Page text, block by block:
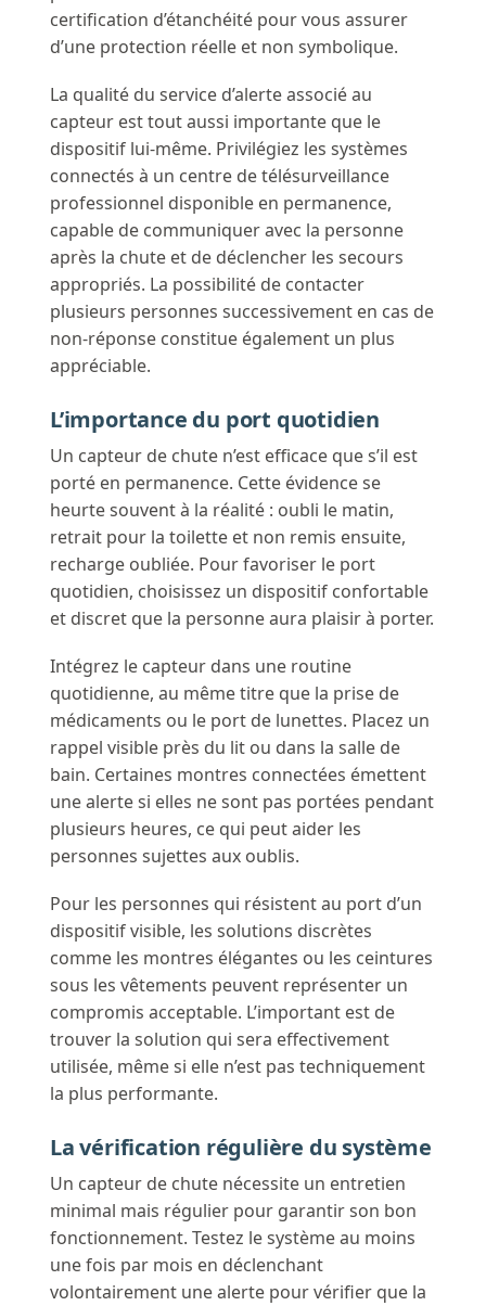
certification d’étanchéité pour vous assurer
d’une protection réelle et non symbolique.
La qualité du service d’alerte associé au
capteur est tout aussi importante que le
dispositif lui-même. Privilégiez les systèmes
connectés à un centre de télésurveillance
professionnel disponible en permanence,
capable de communiquer avec la personne
après la chute et de déclencher les secours
appropriés. La possibilité de contacter
plusieurs personnes successivement en cas de
non-réponse constitue également un plus
appréciable.
L’importance du port quotidien
Un capteur de chute n’est efficace que s’il est
porté en permanence. Cette évidence se
heurte souvent à la réalité : oubli le matin,
retrait pour la toilette et non remis ensuite,
recharge oubliée. Pour favoriser le port
quotidien, choisissez un dispositif confortable
et discret que la personne aura plaisir à porter.
Intégrez le capteur dans une routine
quotidienne, au même titre que la prise de
médicaments ou le port de lunettes. Placez un
rappel visible près du lit ou dans la salle de
bain. Certaines montres connectées émettent
une alerte si elles ne sont pas portées pendant
plusieurs heures, ce qui peut aider les
personnes sujettes aux oublis.
Pour les personnes qui résistent au port d’un
dispositif visible, les solutions discrètes
comme les montres élégantes ou les ceintures
sous les vêtements peuvent représenter un
compromis acceptable. L’important est de
trouver la solution qui sera effectivement
utilisée, même si elle n’est pas techniquement
la plus performante.
La vérification régulière du système
Un capteur de chute nécessite un entretien
minimal mais régulier pour garantir son bon
fonctionnement. Testez le système au moins
une fois par mois en déclenchant
volontairement une alerte pour vérifier que la